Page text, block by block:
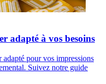
adapté à vos besoins
pour vos impressions
Suivez notre guide